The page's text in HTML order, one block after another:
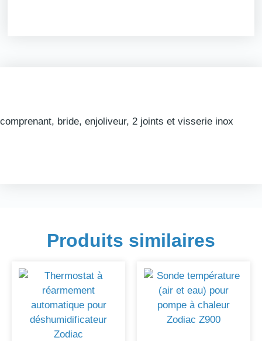
comprenant, bride, enjoliveur, 2 joints et visserie inox
Produits similaires